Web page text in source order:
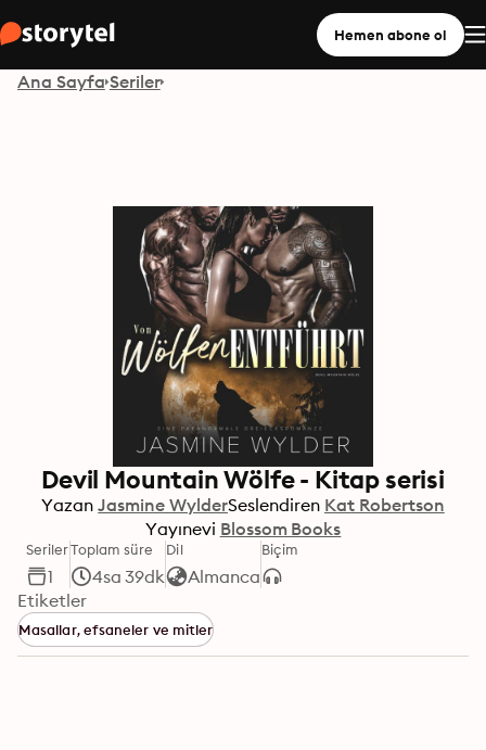
Hemen abone ol
Ana Sayfa Seriler
Devil Mountain Wölfe - Kitap serisi
Yazan Jasmine WylderSeslendiren Kat Robertson
Yayınevi Blossom Books
Seriler
1
Toplam süre
4sa 39dk
Dil
Almanca
Biçim
Etiketler
Masallar, efsaneler ve mitler